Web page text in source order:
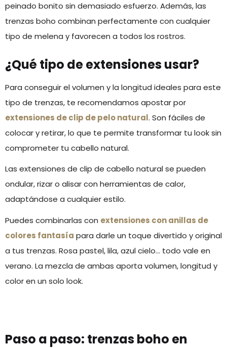
peinado bonito sin demasiado esfuerzo. Además, las
trenzas boho combinan perfectamente con cualquier
tipo de melena y favorecen a todos los rostros.
¿Qué tipo de extensiones usar?
Para conseguir el volumen y la longitud ideales para este
tipo de trenzas, te recomendamos apostar por
extensiones de clip de pelo natural. Son fáciles de
colocar y retirar, lo que te permite transformar tu look sin
comprometer tu cabello natural.
Las extensiones de clip de cabello natural se pueden
ondular, rizar o alisar con herramientas de calor,
adaptándose a cualquier estilo.
Puedes combinarlas con extensiones con anillas de
colores fantasía para darle un toque divertido y original
a tus trenzas. Rosa pastel, lila, azul cielo… todo vale en
verano. La mezcla de ambas aporta volumen, longitud y
color en un solo look.
Paso a paso: trenzas boho en